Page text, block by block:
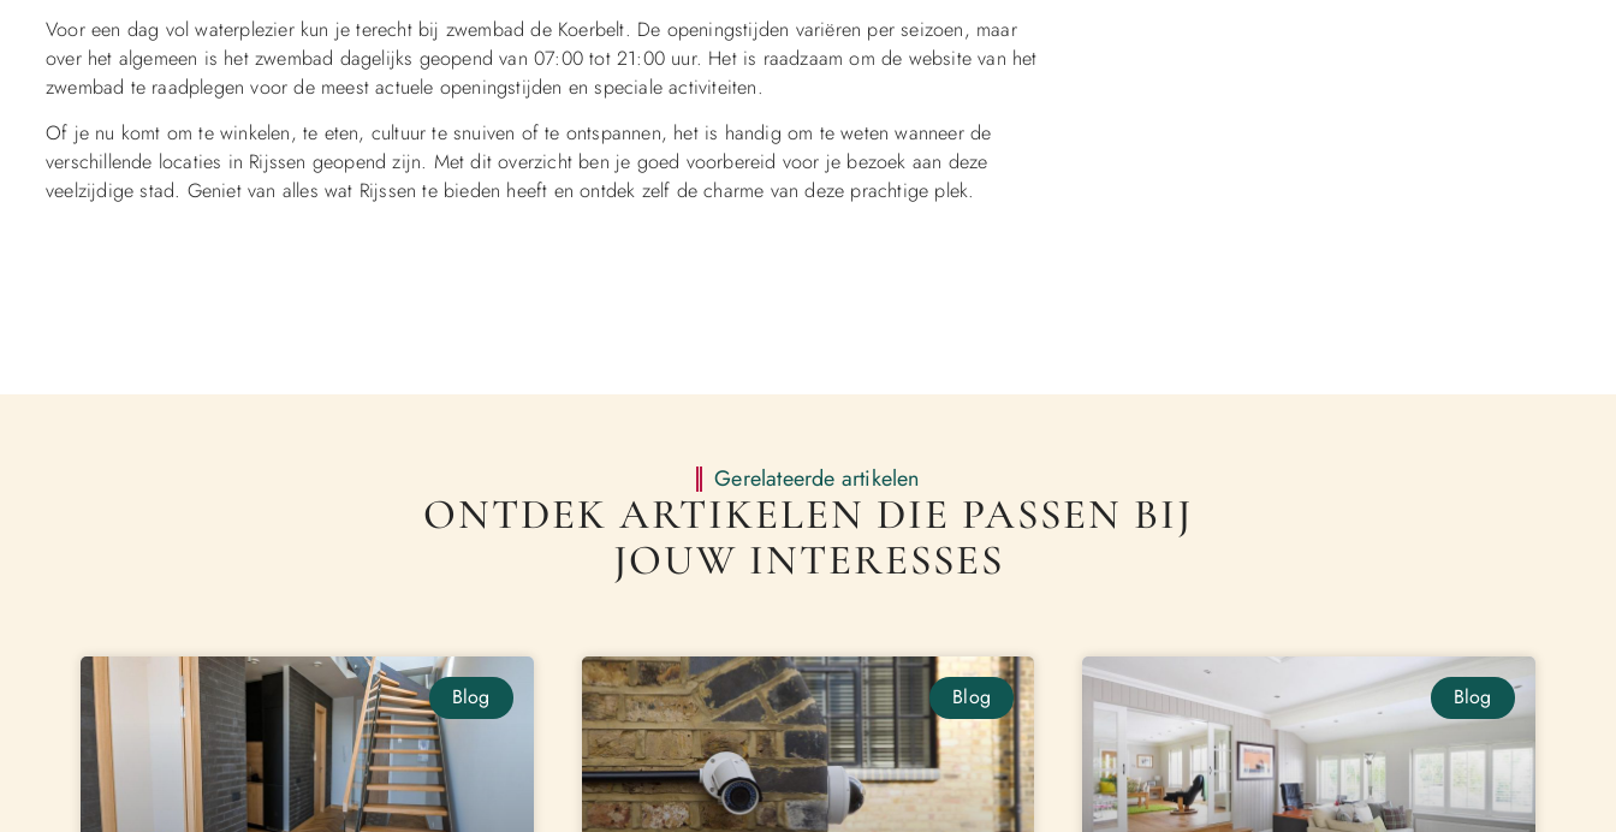
Voor een dag vol waterplezier kun je terecht bij zwembad de Koerbelt. De openingstijden variëren per seizoen, maar
over het algemeen is het zwembad dagelijks geopend van 07:00 tot 21:00 uur. Het is raadzaam om de website van het
zwembad te raadplegen voor de meest actuele openingstijden en speciale activiteiten.
Of je nu komt om te winkelen, te eten, cultuur te snuiven of te ontspannen, het is handig om te weten wanneer de
verschillende locaties in Rijssen geopend zijn. Met dit overzicht ben je goed voorbereid voor je bezoek aan deze
veelzijdige stad. Geniet van alles wat Rijssen te bieden heeft en ontdek zelf de charme van deze prachtige plek.
Gerelateerde artikelen
ONTDEK ARTIKELEN DIE PASSEN BIJ
JOUW INTERESSES
Blog Blog Blog